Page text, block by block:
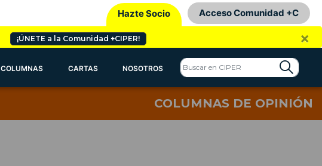
Hazte Socio Acceso Comunidad +C
¡ÚNETE a la Comunidad +CIPER! ×
COLUMNAS CARTAS NOSOTROS
COLUMNAS DE OPINIÓN